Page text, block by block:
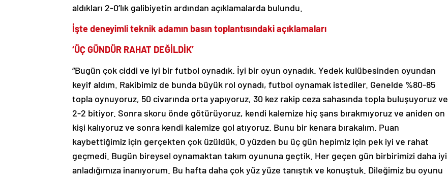
aldıkları 2-0’lık galibiyetin ardından açıklamalarda bulundu.
İşte deneyimli teknik adamın basın toplantısındaki açıklamaları
‘ÜÇ GÜNDÜR RAHAT DEĞİLDİK’
“Bugün çok ciddi ve iyi bir futbol oynadık. İyi bir oyun oynadık. Yedek kulübesinden oyundan
keyif aldım. Rakibimiz de bunda büyük rol oynadı, futbol oynamak istediler. Genelde %80-85
topla oynuyoruz, 50 civarında orta yapıyoruz, 30 kez rakip ceza sahasında topla buluşuyoruz ve
2-2 bitiyor. Sonra skoru önde götürüyoruz, kendi kalemize hiç şans bırakmıyoruz ve aniden on
kişi kalıyoruz ve sonra kendi kalemize gol atıyoruz. Bunu bir kenara bırakalım. Puan
kaybettiğimiz için gerçekten çok üzüldük. O yüzden bu üç gün hepimiz için pek iyi ve rahat
geçmedi. Bugün bireysel oynamaktan takım oyununa geçtik. Her geçen gün birbirimizi daha iyi
anladığımıza inanıyorum. Bu hafta daha çok yüz yüze tanıştık ve konuştuk. Dileğimiz bu oyunu